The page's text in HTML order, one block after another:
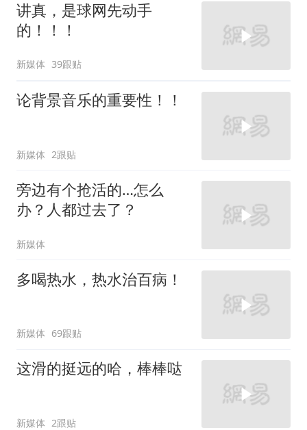
讲真，是球网先动手
的！！！
新媒体 39跟贴
论背景音乐的重要性！！
新媒体 2跟贴
旁边有个抢活的…怎么
办？人都过去了？
新媒体
多喝热水，热水治百病！
新媒体 69跟贴
这滑的挺远的哈，棒棒哒
新媒体 2跟贴